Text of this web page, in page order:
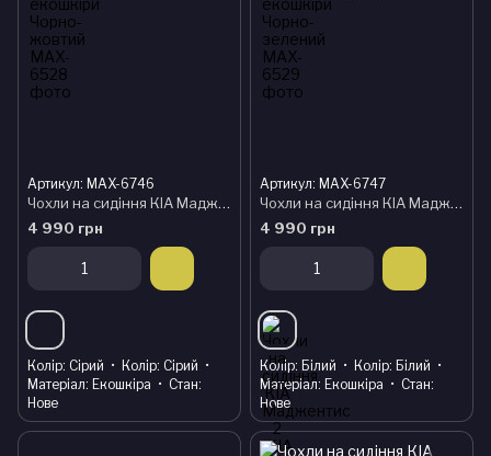
Артикул: MAX-6746
Чохли на сидіння КІА Маджентис 2 (KIA Magentis 2) модельні MAX з екошкіри Чорно-сірий, графіт
4 990 грн
Колір Сірий Колір Сірий
Матеріал Екошкіра
Стан
Нове
Артикул: MAX-6747
Чохли на сидіння КІА Маджентис 2 (KIA Magentis 2) модельні MAX з екошкіри Чорно-білий
4 990 грн
Колір Білий Колір Білий
Матеріал Екошкіра
Стан
Нове